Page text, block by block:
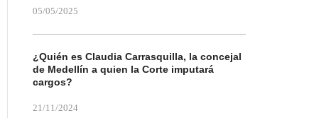
05/05/2025
¿Quién es Claudia Carrasquilla, la concejal
de Medellín a quien la Corte imputará
cargos?
21/11/2024